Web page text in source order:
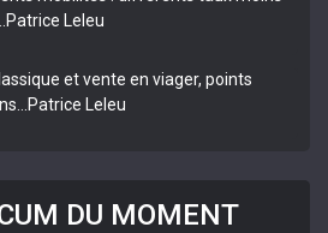
Patrice Leleu
et vente en viager, points
Patrice Leleu
DU MOMENT